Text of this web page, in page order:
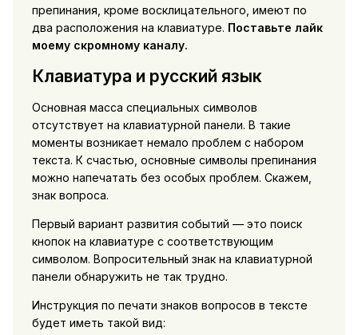
препинания, кроме восклицательного, имеют по
два расположения на клавиатуре. Поставьте лайк
моему скромному каналу.
Клавиатура и русский язык
Основная масса специальных символов
отсутствует на клавиатурной панели. В такие
моменты возникает немало проблем с набором
текста. К счастью, основные символы препинания
можно напечатать без особых проблем. Скажем,
знак вопроса.
Первый вариант развития событий — это поиск
кнопок на клавиатуре с соответствующим
символом. Вопросительный знак на клавиатурной
панели обнаружить не так трудно.
Инструкция по печати знаков вопросов в тексте
будет иметь такой вид: